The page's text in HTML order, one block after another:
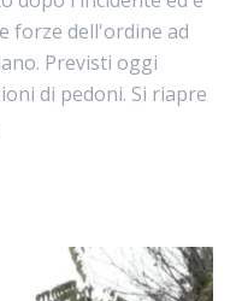
forze dell'ordine ad
Previsti oggi
di pedoni. Si riapre